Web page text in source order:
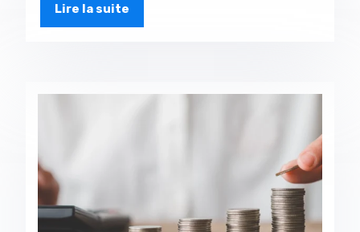
Lire la suite